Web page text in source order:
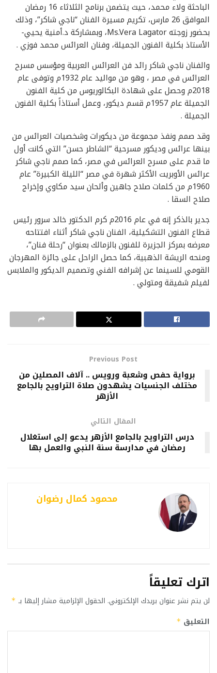
الباحثة ولاء محمد، حيث يتضمن برنامج الثلاثاء 16 رمضان
الموافق 26 مارس، تكريم مسيرة الفنان “ناجي شاكر”، وذلك
بحضور زوجته Ms.Vera Lagator، وبمشاركة د.أمنية يحيي-
الأستاذ بكلية الفنون الجميلة، وفنان العرائس محمد فوزي .
والفنان ناجي شاكر رائد فن العرائس العربية ومؤسس مسرح
العرائس في مصر ، وهو من مواليد عام 1932م وتوفى عام
2018م وحصل على شهادة البكالوريوس من كلية الفنون
الجميلة عام 1957م قسم ديكور، وعمل أستاذاً بكلية الفنون
الجميلة .
وقد صمم ونفذ مجموعة من ديكورات وشخصيات العرائس من
بينها عرائس وديكور مسرحية “الشاطر حسن” التي كانت أول
ما قدم على مسرح العرائس في مصر، كما صمم ناجي شاكر
عرائس الأوبريت الأكثر شهرة في مصر “الليلة الكبيرة” عام
1960م من كلمات صلاح جاهين وألحان سيد مكاوي وإخراج
صلاح السقا .
جدير بالذكر إنه في عام 2016م كرم الدكتور خالد سرور رئيس
قطاع الفنون التشكيلية، الفنان ناجي شاكر أثناء افتتاحه
معرضه بمركز الجزيرة للفنون بالزمالك بعنوان “رحلة فنان”،
ومنحه الريشة الذهبية، كما حصل الراحل على جائزة المهرجان
القومي للسينما عن إشرافه الفني وتصميم الديكور والملابس
لفيلم شفيقة ومتولي .
Previous Post
برواية حفص وشعبة ورويس .. آلاف المصلين من
مختلف الجنسيات يشهدون صلاة التراويح بالجامع
الأزهر
المقال التالي
درس التراويح بالجامع الأزهر يدعو إلى استغلال
رمضان في مدارسة سنة النبي والعمل بها
محمود كمال رضوان
اترك تعليقاً
لن يتم نشر عنوان بريدك الإلكتروني. الحقول الإلزامية مشار إليها بـ *
التعليق *